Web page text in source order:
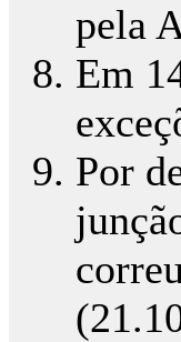
pela
Em
Por